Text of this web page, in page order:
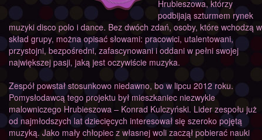
Hrubieszowa, którzy
podbijają szturmem rynek
muzyki disco polo i dance. Bez dwóch zdań, osoby, które wchodzą w
skład grupy, można opisać słowami: pracowici, utalentowani,
przystojni, bezpośredni, zafascynowani i oddani w pełni swojej
największej pasji, jaką jest oczywiście muzyka.
Zespół powstał stosunkowo niedawno, bo w lipcu 2012 roku.
Pomysłodawcą tego projektu był mieszkaniec niezwykle
malowniczego Hrubieszowa – Konrad Kulczyński. Lider zespołu już
od najmłodszych lat dziecięcych interesował się szeroko pojętą
muzyką. Jako mały chłopiec z własnej woli zaczął pobierać nauki